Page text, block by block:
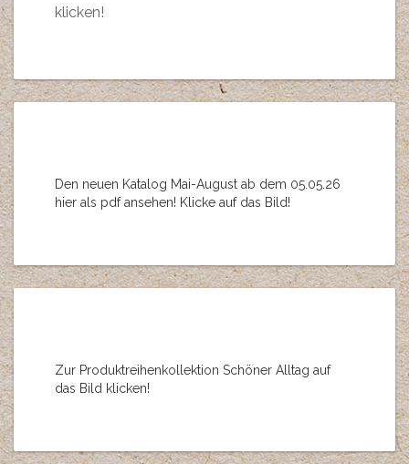
klicken!
Den neuen Katalog Mai-August ab dem 05.05.26
hier als pdf ansehen! Klicke auf das Bild!
Zur Produktreihenkollektion Schöner Alltag auf
das Bild klicken!